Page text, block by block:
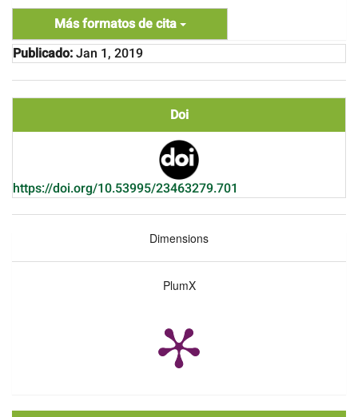
Más formatos de cita
Publicado:Jan 1, 2019
Doi
https://doi.org/10.53995/23463279.701
Dimensions
PlumX